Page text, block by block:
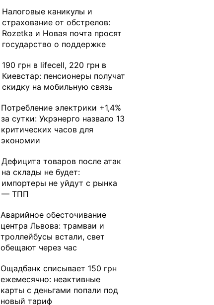
Налоговые каникулы и
страхование от обстрелов:
Rozetka и Новая почта просят
государство о поддержке
190 грн в lifecell, 220 грн в
Киевстар: пенсионеры получат
скидку на мобильную связь
Потребление электрики +1,4%
за сутки: Укрэнерго назвало 13
критических часов для
экономии
Дефицита товаров после атак
на склады не будет:
импортеры не уйдут с рынка
— ТПП
Аварийное обесточивание
центра Львова: трамваи и
троллейбусы встали, свет
обещают через час
Ощадбанк списывает 150 грн
ежемесячно: неактивные
карты с деньгами попали под
новый тариф